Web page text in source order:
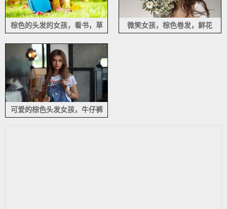
棕色的头发的女孩，看书，草 微笑女孩，棕色卷发，鲜花
可爱的棕色头发女孩，牛仔裤